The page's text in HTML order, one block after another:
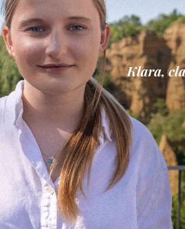
Cronaca 3 Agosto 2026
Scomparso da una struttura
Fiorentino l’uomo che
Levane nel 2020
Cronaca 4 Agosto 2026
Un anno fa la strage in A1
Gianni, Giulia e Franco. Lo
processo, lo stop ai sorpassi